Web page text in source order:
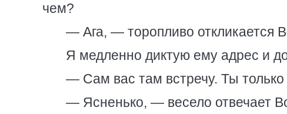
чем?
— Ага, — торопливо откликается
Я медленно диктую ему адрес и
— Сам вас там встречу. Ты
— Ясненько, — весело отвечает